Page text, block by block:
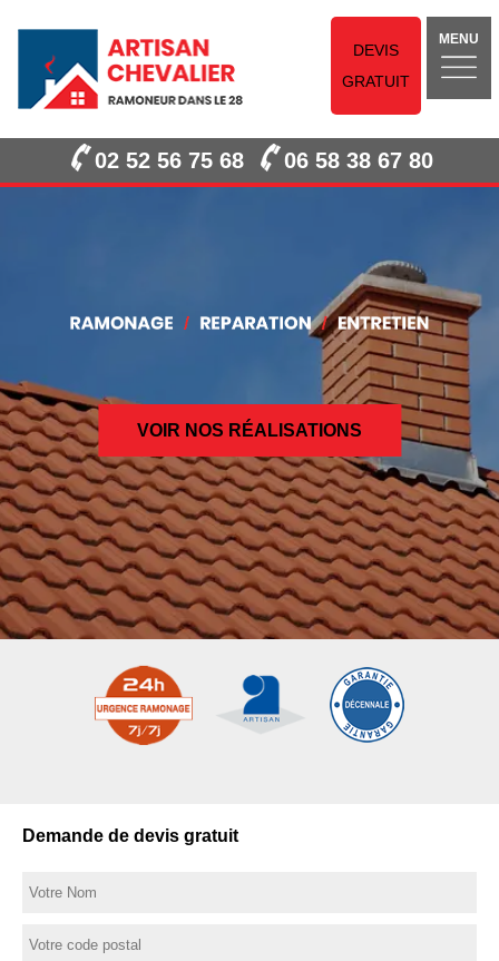
DEVIS
GRATUIT
MENU
02 52 56 75 68 06 58 38 67 80
VOIR NOS RÉALISATIONS
Demande de devis gratuit